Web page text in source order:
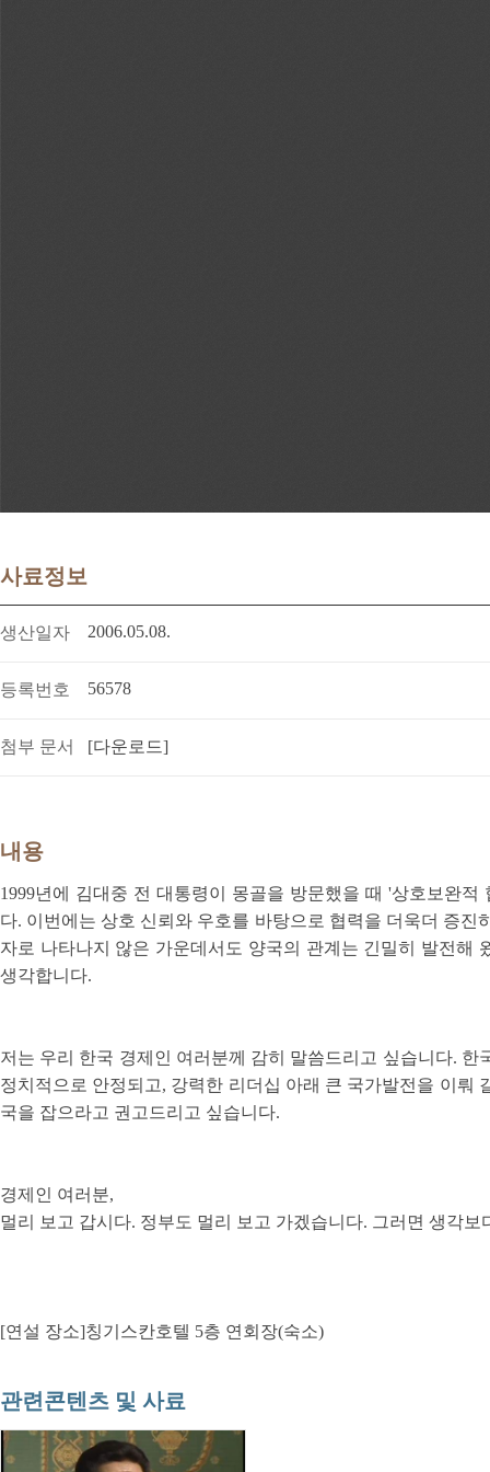
사료정보
생산일자 2006.05.08.
등록번호 56578
첨부 문서 [다운로드]
내용
1999년에 김대중 전 대통령이 몽골을 방문했을 때 '상호보완
다. 이번에는 상호 신뢰와 우호를 바탕으로 협력을 더욱더 증
자로 나타나지 않은 가운데서도 양국의 관계는 긴밀히 발전해
생각합니다.
저는 우리 한국 경제인 여러분께 감히 말씀드리고 싶습니다.
정치적으로 안정되고, 강력한 리더십 아래 큰 국가발전을 이뤄
국을 잡으라고 권고드리고 싶습니다.
경제인 여러분,
멀리 보고 갑시다. 정부도 멀리 보고 가겠습니다. 그러면 생각보
[연설 장소]칭기스칸호텔 5층 연회장(숙소)
관련콘텐츠 및 사료